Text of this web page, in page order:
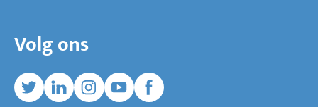
Volg ons
TwitterLinkedinInstagram
YoutubeFacebook